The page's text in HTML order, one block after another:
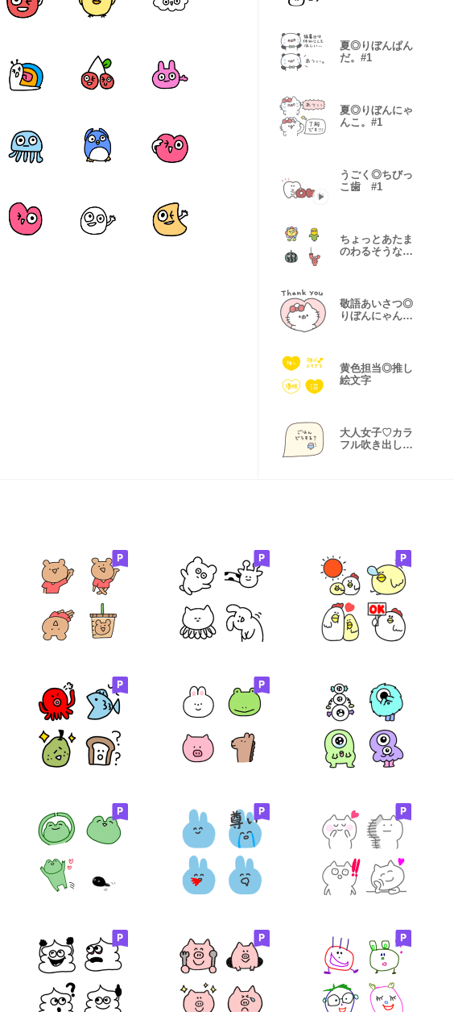
夏◎りぼんぱん
だ。#1
夏◎りぼんにゃ
んこ。#1
うごく◎ちびっ
こ歯 #1
ちょっとあたま
のわるそうな仲
敬語あいさつ◎
りぼんにゃん
黄色担当◎推し
絵文字
大人女子♡カラ
フル吹き出し